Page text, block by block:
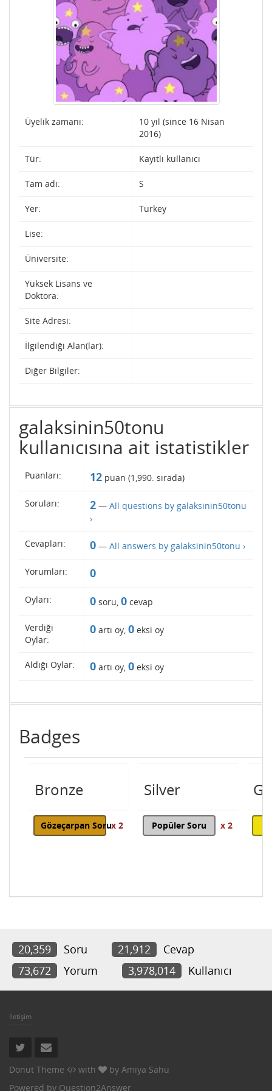
Üyelik zamanı:
10 yıl (since 16 Nisan
2016)
Tür: Kayıtlı kullanıcı
Tam adı: S
Yer: Turkey
Lise:
Üniversite:
Yüksek Lisans ve
Doktora:
Site Adresi:
İlgilendiği Alan(lar):
Diğer Bilgiler:
galaksinin50tonu
kullanıcısına ait istatistikler
Puanları: 12 puan (1,990. sırada)
Soruları: 2 — All questions by galaksinin50tonu
›
Cevapları: 0 — All answers by galaksinin50tonu ›
Yorumları: 0
Oyları: 0 soru, 0 cevap
Verdiği
Oylar:
0 artı oy, 0 eksi oy
Aldığı Oylar: 0 artı oy, 0 eksi oy
Badges
Bronze
Gözeçarpan Sorux 2
Silver
Popüler Soru x 2
20,359 Soru 21,912
Cevap
73,672
Yorum 3,978,014 Kullanıcı
İletişim
Donut Theme with by Amiya Sahu
Powered by Question2Answer